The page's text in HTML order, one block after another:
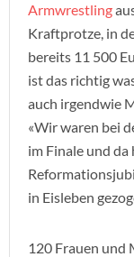
Armwrestling
Kraftprotze, in
bereits 11 500
ist das richtig
auch irgendwie
«Wir waren bei
im Finale und da
in Eisleben
120 Frauen und